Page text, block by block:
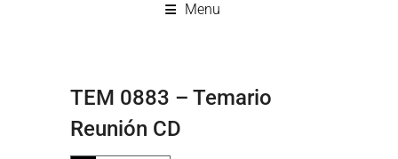
Menu
TEM 0883 – Temario
Reunión CD